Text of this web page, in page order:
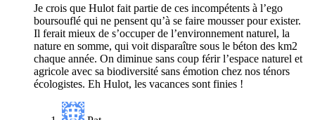
Je crois que Hulot fait partie de ces incompétents à l’ego
boursouflé qui ne pensent qu’à se faire mousser pour exister.
Il ferait mieux de s’occuper de l’environnement naturel, la
nature en somme, qui voit disparaître sous le béton des km2
chaque année. On diminue sans coup férir l’espace naturel et
agricole avec sa biodiversité sans émotion chez nos ténors
écologistes. Eh Hulot, les vacances sont finies !